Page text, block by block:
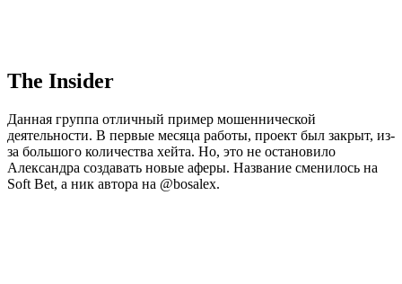
The Insider
Данная группа отличный пример мошеннической
деятельности. В первые месяца работы, проект был закрыт, из-
за большого количества хейта. Но, это не остановило
Александра создавать новые аферы. Название сменилось на
Soft Bet, а ник автора на @bosalex.